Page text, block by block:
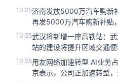
10:25济南发放5000万汽车购新
再发5000万汽车购新补贴
车消费，济南...
10:25武汉将新增一座高铁站：
站的建设将提升区域交通
相关规划已进入实施阶...
10:25用友网络加速转型 AI业务
京表示，公司正加速转型